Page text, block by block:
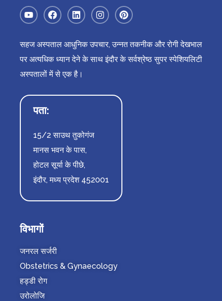
सहज अस्पताल आधुनिक उपचार, उन्नत तकनीक और रोगी देखभाल
पर अत्यधिक ध्यान देने के साथ इंदौर के सर्वश्रेष्ठ सुपर स्पेशियलिटी
अस्पतालों में से एक है।
पता:
15/2 साउथ तुकोगंज
मानस भवन के पास,
होटल सूर्या के पीछे,
इंदौर, मध्य प्रदेश 452001
विभागों
जनरल सर्जरी
Obstetrics & Gynaecology
हड्डी रोग
उरोलोजि